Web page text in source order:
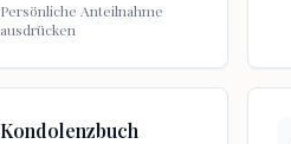
Persönliche Anteilnahme
ausdrücken
Kondolenzbuch